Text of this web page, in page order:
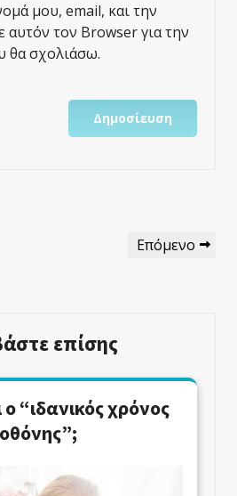
μου, email, και την
αυτόν τον Browser για την
θα σχολιάσω.
Επόμενο
Επόμενο
επίσης
ο “ιδανικός χρόνος
οθόνης”;